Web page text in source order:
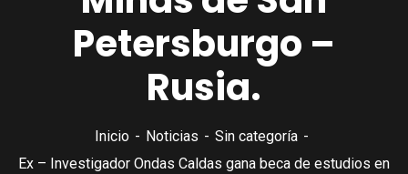
Petersburgo –
Rusia.
Inicio Noticias
Sin categoría
Ex – Investigador Ondas Caldas gana beca de estudios en